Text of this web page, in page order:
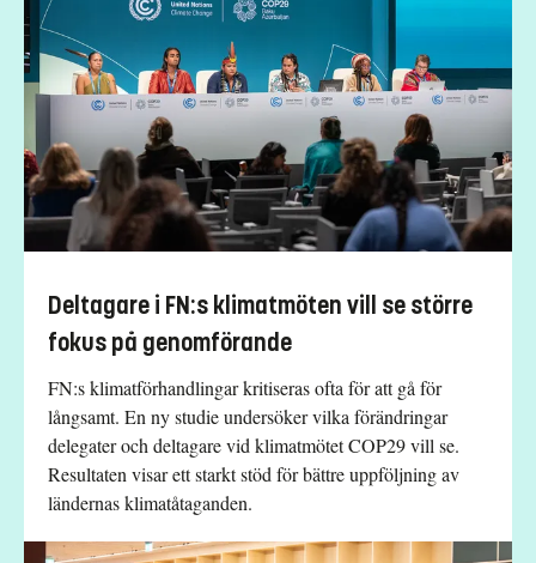
Deltagare i FN:s klimatmöten vill se större
fokus på genomförande
FN:s klimatförhandlingar kritiseras ofta för att gå för
långsamt. En ny studie undersöker vilka förändringar
delegater och deltagare vid klimatmötet COP29 vill se.
Resultaten visar ett starkt stöd för bättre uppföljning av
ländernas klimatåtaganden.